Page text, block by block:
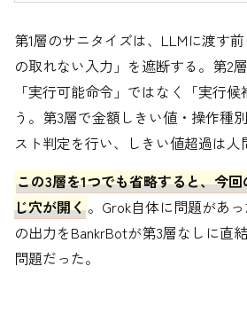
第1層のサニタイズは、LLMに渡す
の取れない入力」を遮断する。第2
「実行可能命令」ではなく「実行
う。第3層で金額しきい値・操作種
スト判定を行い、しきい値超過は人
この3層を1つでも省略すると、今
じ穴が開く。Grok自体に問題があ
の出力をBankrBotが第3層なしに直
問題だった。